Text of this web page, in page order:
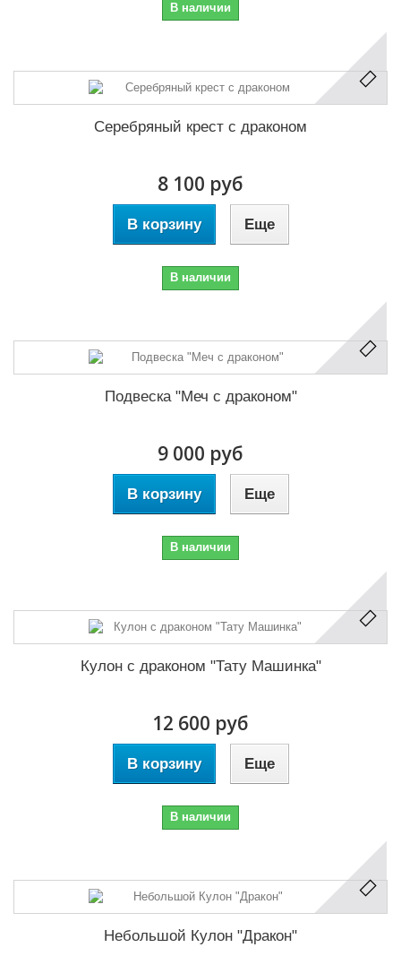
В наличии
Серебряный крест с драконом
8 100 руб
В корзину Еще
В наличии
Подвеска "Меч с драконом"
9 000 руб
В корзину Еще
В наличии
Кулон с драконом "Тату Машинка"
12 600 руб
В корзину Еще
В наличии
Небольшой Кулон "Дракон"